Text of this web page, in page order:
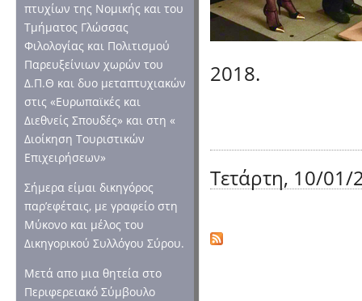
πτυχίων της Νομικής και του
Τμήματος Γλώσσας
Φιλολογίας και Πολιτισμού
Παρευξείνιων χωρών του
Δ.Π.Θ και δυο μεταπτυχιακών
στις «Ευρωπαϊκές και
Διεθνείς Σπουδές» και στη «
Διοίκηση Τουριστικών
Επιχειρήσεων»
Σήμερα είμαι δικηγόρος
παρ’εφέταις, με γραφείο στη
Μύκονο και μέλος του
Δικηγορικού Συλλόγου Σύρου.
Μετά απο μια θητεία στο
Περιφερειακό Σύμβουλο
2018.
Τετάρτη, 10/01/